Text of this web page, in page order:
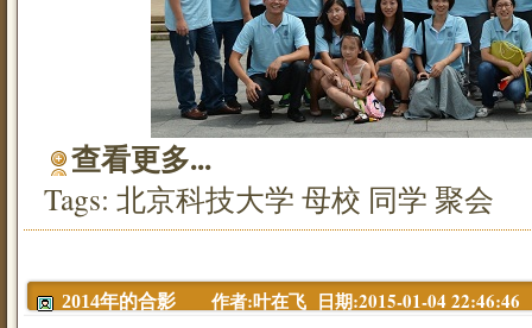
查看更多...
Tags: 北京科技大学 母校 同学 聚会
2014年的合影 作者:叶在飞 日期:2015-01-04 22:46:46